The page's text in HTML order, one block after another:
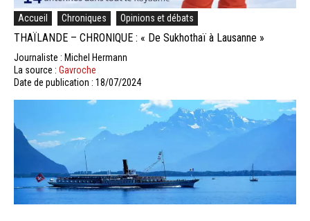
Accueil Chroniques Opinions et débats
THAÏLANDE – CHRONIQUE : « De Sukhothaï à Lausanne »
Journaliste : Michel Hermann
La source : Gavroche
Date de publication : 18/07/2024